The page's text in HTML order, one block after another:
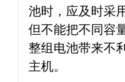
池时，应及时采
但不能把不同容
整组电池带来不
主机。